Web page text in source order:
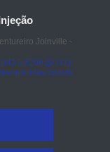
Joinville -
3427-3206
(47)